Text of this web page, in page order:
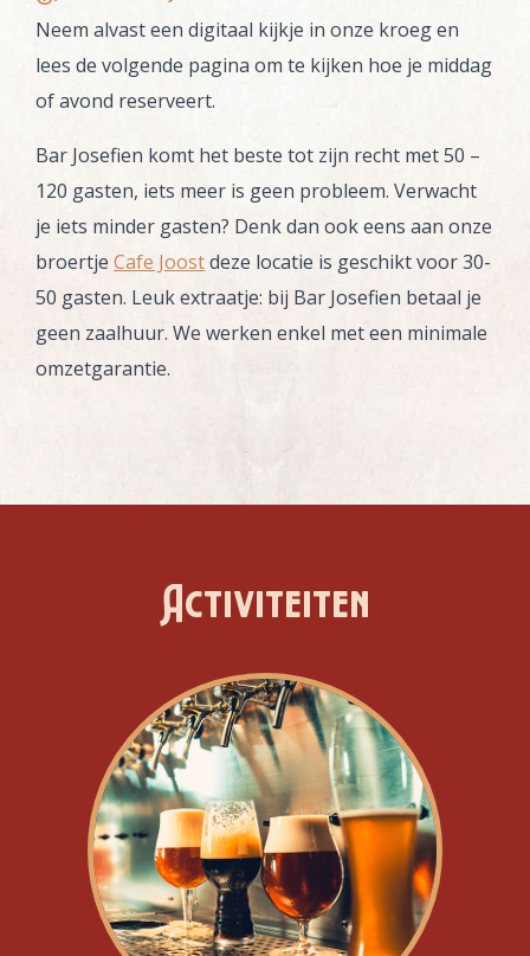
Neem alvast een digitaal kijkje in onze kroeg en
lees de volgende pagina om te kijken hoe je middag
of avond reserveert.
Bar Josefien komt het beste tot zijn recht met 50 –
120 gasten, iets meer is geen probleem. Verwacht
je iets minder gasten? Denk dan ook eens aan onze
broertjeCafe Joostdeze locatie is geschikt voor 30-
50 gasten. Leuk extraatje: bij Bar Josefien betaal je
geen zaalhuur. We werken enkel met een minimale
omzetgarantie.
Activiteiten